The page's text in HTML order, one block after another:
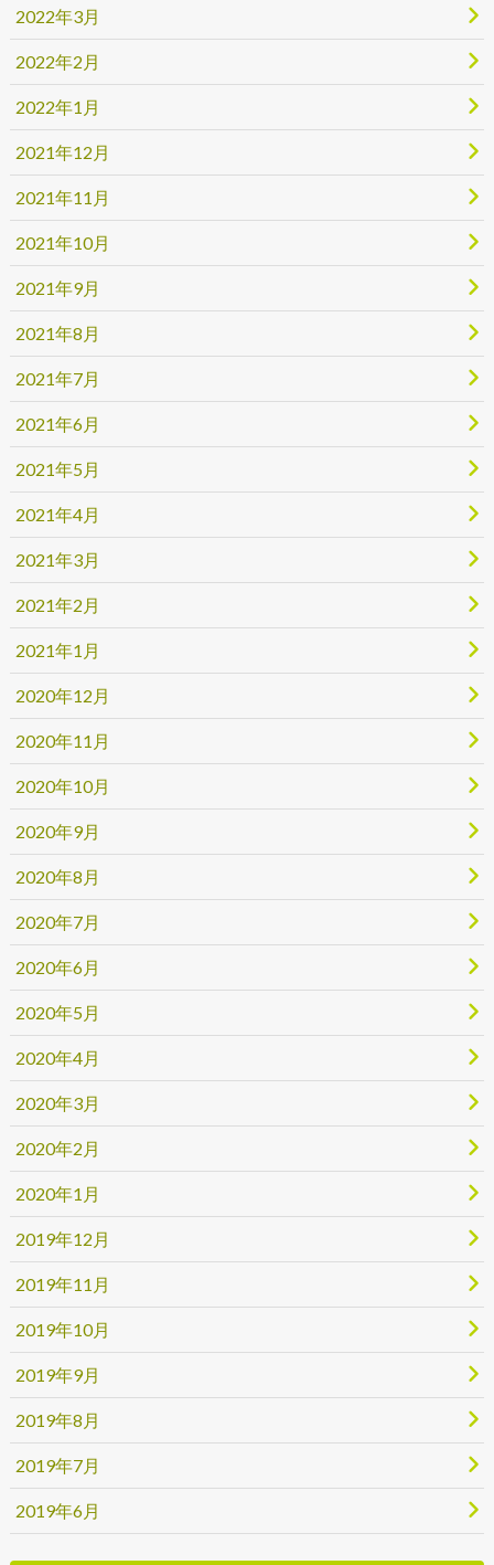
2022年3月
2022年2月
2022年1月
2021年12月
2021年11月
2021年10月
2021年9月
2021年8月
2021年7月
2021年6月
2021年5月
2021年4月
2021年3月
2021年2月
2021年1月
2020年12月
2020年11月
2020年10月
2020年9月
2020年8月
2020年7月
2020年6月
2020年5月
2020年4月
2020年3月
2020年2月
2020年1月
2019年12月
2019年11月
2019年10月
2019年9月
2019年8月
2019年7月
2019年6月